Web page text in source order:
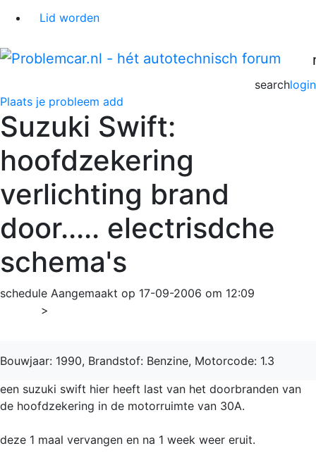
Lid worden
login
search
Plaats je probleem add
Suzuki Swift:
hoofdzekering
verlichting brand
door..... electrisdche
schema's
schedule Aangemaakt op 17-09-2006 om 12:09
>
Bouwjaar: 1990, Brandstof: Benzine, Motorcode: 1.3
een suzuki swift hier heeft last van het doorbranden van
de hoofdzekering in de motorruimte van 30A.
deze 1 maal vervangen en na 1 week weer eruit.